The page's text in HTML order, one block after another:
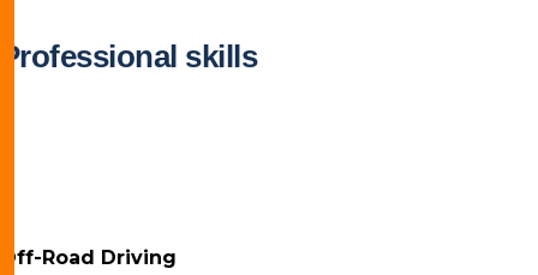
Professional skills
Off-Road Driving